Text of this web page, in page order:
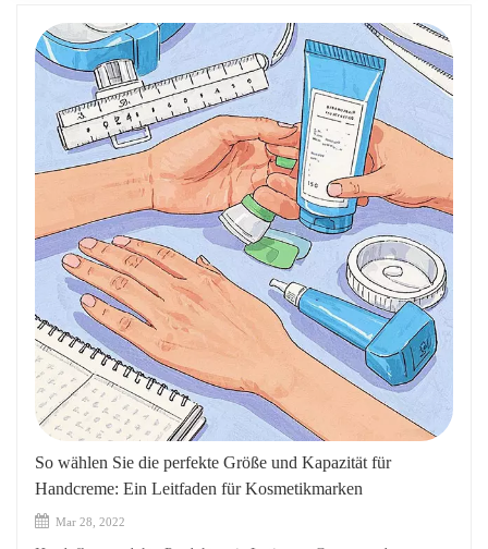
So wählen Sie die perfekte Größe und Kapazität für
Handcreme: Ein Leitfaden für Kosmetikmarken
Mar 28, 2022